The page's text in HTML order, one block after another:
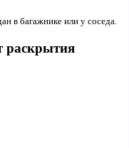
в багажнике или у соседа.